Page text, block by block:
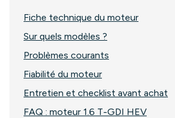
Fiche technique du moteur
Sur quels modèles ?
Problèmes courants
Fiabilité du moteur
Entretien et checklist avant achat
FAQ : moteur 1.6 T-GDI HEV